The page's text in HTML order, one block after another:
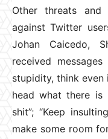
Other threats
against Twitter
Johan Caicedo,
received
stupidity, think even
head what there is
shit”; “Keep
make some room